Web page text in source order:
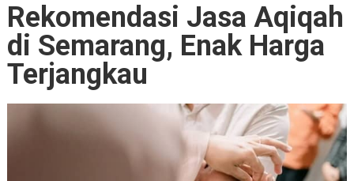
Rekomendasi Jasa Aqiqah
di Semarang, Enak Harga
Terjangkau